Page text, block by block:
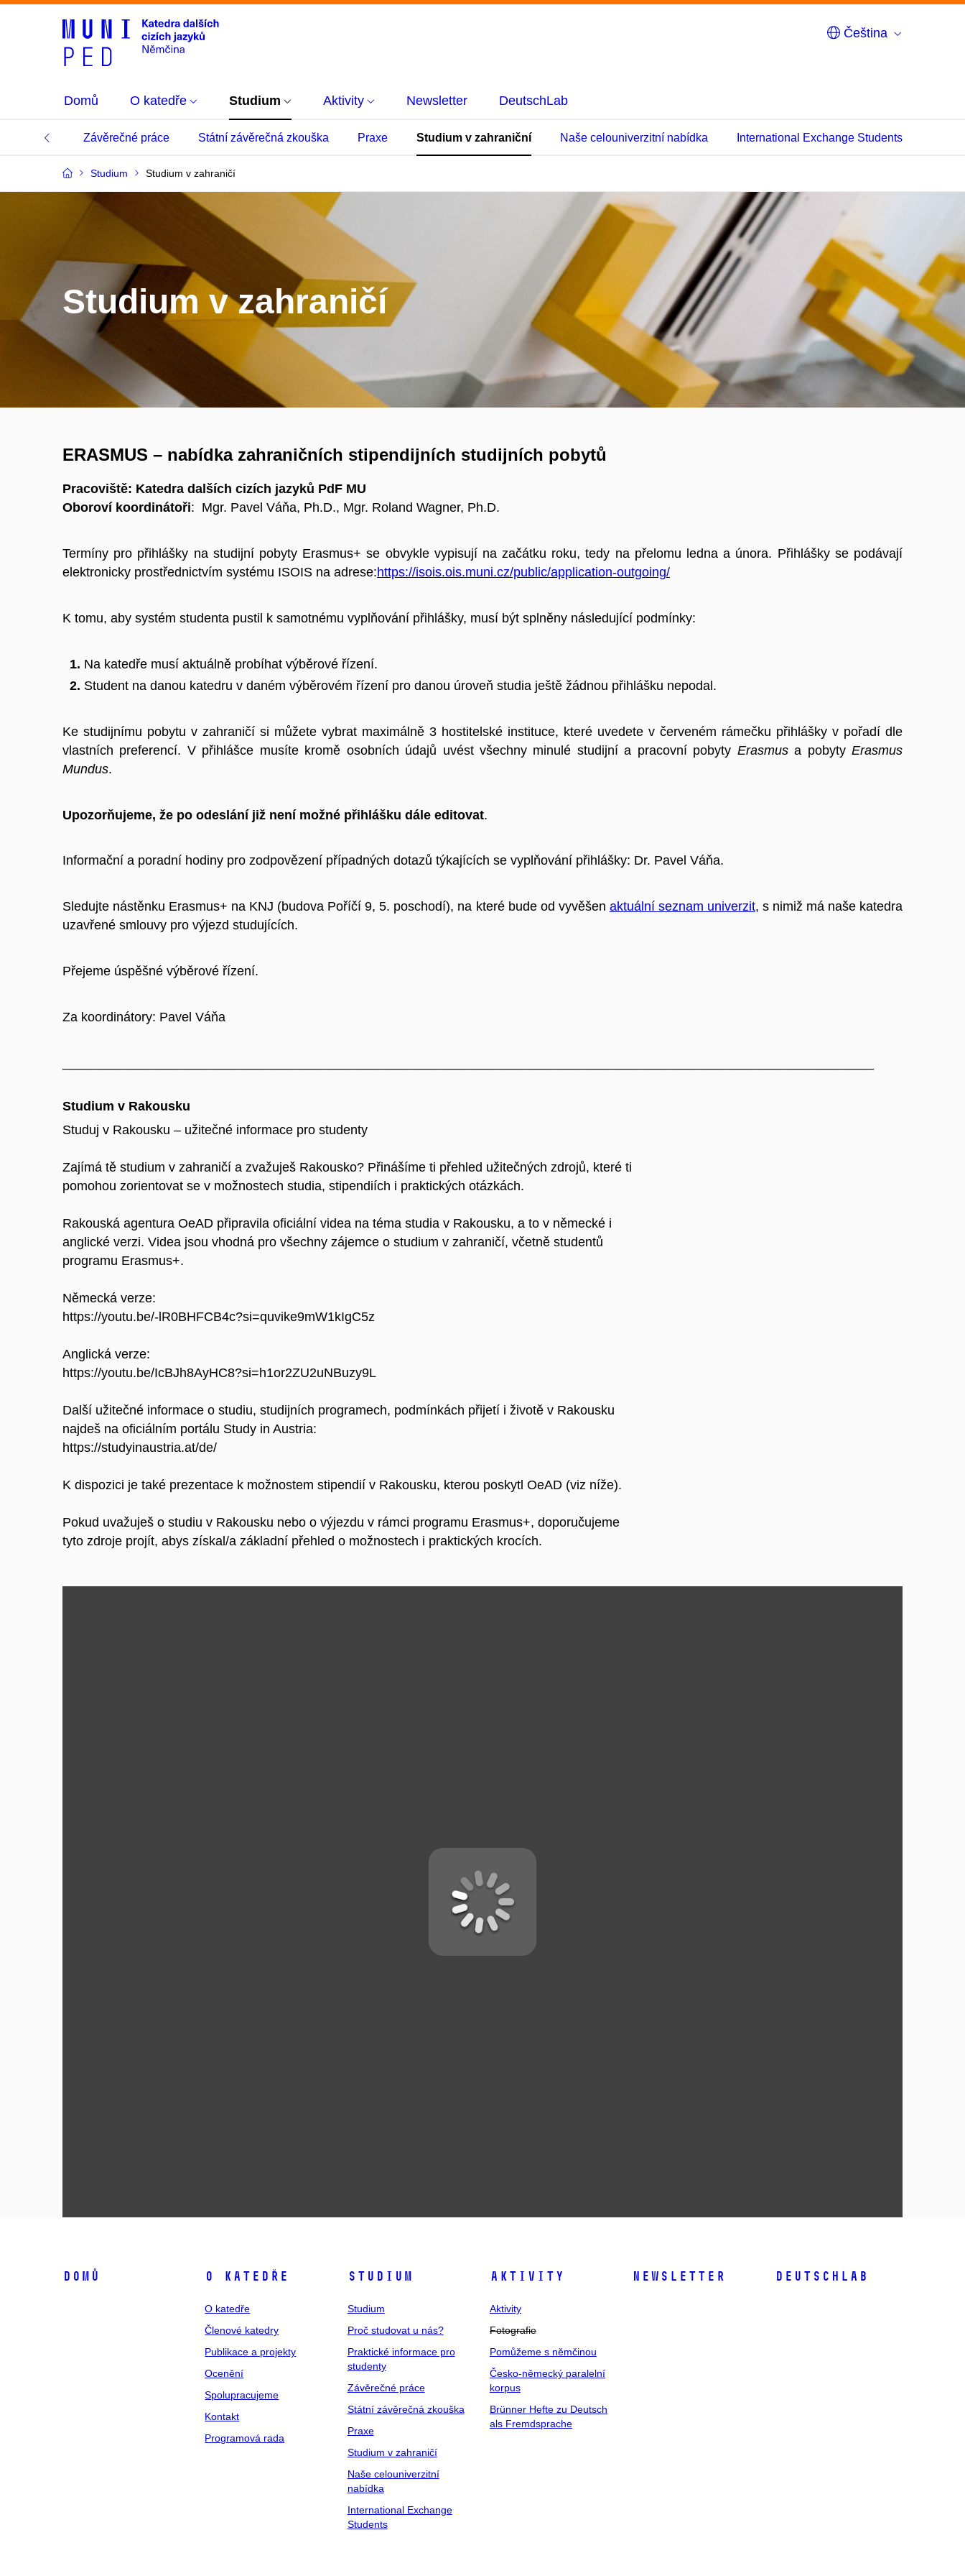
Čeština
Domů O katedře Studium Aktivity Newsletter DeutschLab
studenty Závěrečné práce Státní závěrečná zkouška Praxe Studium v zahraniční Naše celouniverzitní nabídka International Exchange Students
Studium Studium v zahraničí
Studium v zahraničí
ERASMUS – nabídka zahraničních stipendijních studijních pobytů
Pracoviště: Katedra dalších cizích jazyků PdF MU
Oboroví koordinátoři: Mgr. Pavel Váňa, Ph.D., Mgr. Roland Wagner, Ph.D.
Termíny pro přihlášky na studijní pobyty Erasmus+ se obvykle vypisují na začátku roku, tedy na přelomu ledna a února. Přihlášky se podávají
elektronicky prostřednictvím systému ISOIS na adrese:https://isois.ois.muni.cz/public/application-outgoing/
K tomu, aby systém studenta pustil k samotnému vyplňování přihlášky, musí být splněny následující podmínky:
Na katedře musí aktuálně probíhat výběrové řízení.
Student na danou katedru v daném výběrovém řízení pro danou úroveň studia ještě žádnou přihlášku nepodal.
Ke studijnímu pobytu v zahraničí si můžete vybrat maximálně 3 hostitelské instituce, které uvedete v červeném rámečku přihlášky v pořadí dle
vlastních preferencí. V přihlášce musíte kromě osobních údajů uvést všechny minulé studijní a pracovní pobyty Erasmus a pobyty Erasmus
Mundus.
Upozorňujeme, že po odeslání již není možné přihlášku dále editovat.
Informační a poradní hodiny pro zodpovězení případných dotazů týkajících se vyplňování přihlášky: Dr. Pavel Váňa.
Sledujte nástěnku Erasmus+ na KNJ (budova Poříčí 9, 5. poschodí), na které bude od vyvěšen aktuální seznam univerzit, s nimiž má naše katedra
uzavřené smlouvy pro výjezd studujících.
Přejeme úspěšné výběrové řízení.
Za koordinátory: Pavel Váňa
Studium v Rakousku
Studuj v Rakousku – užitečné informace pro studenty
Zajímá tě studium v zahraničí a zvažuješ Rakousko? Přinášíme ti přehled užitečných zdrojů, které ti
pomohou zorientovat se v možnostech studia, stipendiích i praktických otázkách.
Rakouská agentura OeAD připravila oficiální videa na téma studia v Rakousku, a to v německé i
anglické verzi. Videa jsou vhodná pro všechny zájemce o studium v zahraničí, včetně studentů
programu Erasmus+.
Německá verze:
https://youtu.be/-lR0BHFCB4c?si=quvike9mW1kIgC5z
Anglická verze:
https://youtu.be/IcBJh8AyHC8?si=h1or2ZU2uNBuzy9L
Další užitečné informace o studiu, studijních programech, podmínkách přijetí i životě v Rakousku
najdeš na oficiálním portálu Study in Austria:
https://studyinaustria.at/de/
K dispozici je také prezentace k možnostem stipendií v Rakousku, kterou poskytl OeAD (viz níže).
Pokud uvažuješ o studiu v Rakousku nebo o výjezdu v rámci programu Erasmus+, doporučujeme
tyto zdroje projít, abys získal/a základní přehled o možnostech i praktických krocích.
Domů O katedře
O katedře
Členové katedry
Publikace a projekty
Ocenění
Spolupracujeme
Kontakt
Programová rada
Studium
Studium
Proč studovat u nás?
Praktické informace pro
studenty
Závěrečné práce
Státní závěrečná zkouška
Praxe
Studium v zahraničí
Naše celouniverzitní
nabídka
International Exchange
Students
Aktivity
Aktivity
Fotografie
Pomůžeme s němčinou
Česko-německý paralelní
korpus
Brünner Hefte zu Deutsch
als Fremdsprache
Newsletter DeutschLab